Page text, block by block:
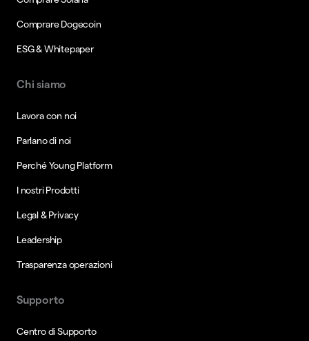
Comprare Dogecoin
ESG & Whitepaper
Chi siamo
Lavora con noi
Parlano di noi
Perché Young Platform
I nostri Prodotti
Legal & Privacy
Leadership
Trasparenza operazioni
Supporto
Centro di Supporto